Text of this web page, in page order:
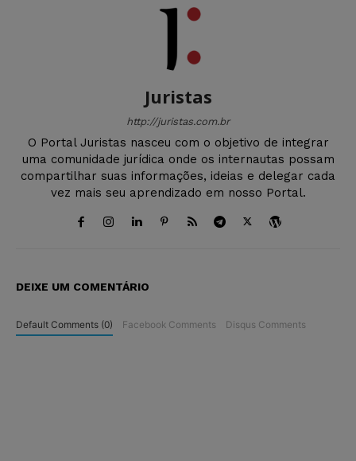
Juristas
http://juristas.com.br
O Portal Juristas nasceu com o objetivo de integrar
uma comunidade jurídica onde os internautas possam
compartilhar suas informações, ideias e delegar cada
vez mais seu aprendizado em nosso Portal.
DEIXE UM COMENTÁRIO
Default Comments (0) Facebook Comments Disqus Comments